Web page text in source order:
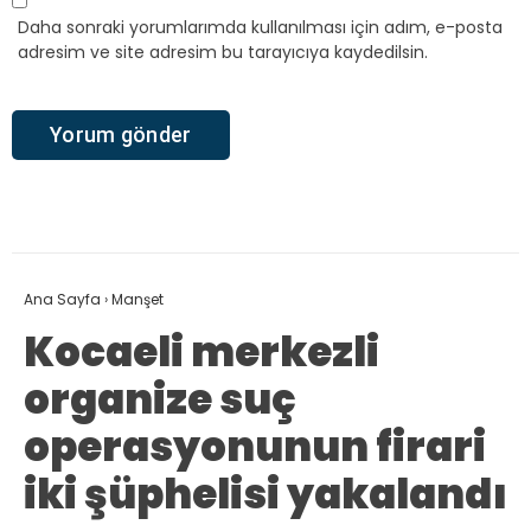
Daha sonraki yorumlarımda kullanılması için adım, e-posta
adresim ve site adresim bu tarayıcıya kaydedilsin.
Ana Sayfa ›Manşet
Kocaeli merkezli
organize suç
operasyonunun firari
iki şüphelisi yakalandı